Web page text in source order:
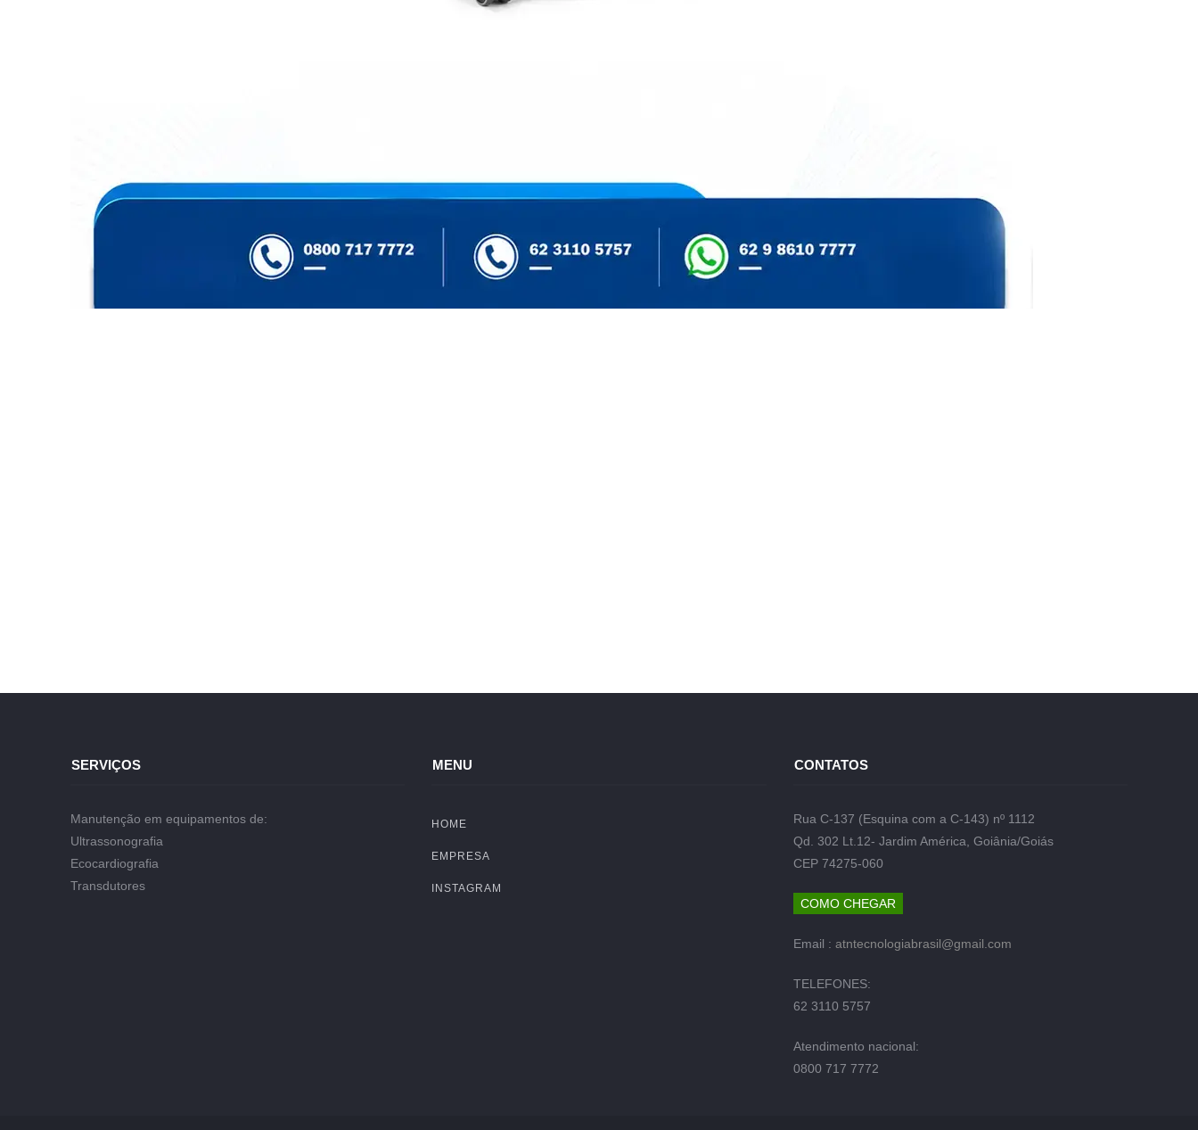
SERVIÇOS
Manutenção em equipamentos de:
Ultrassonografia
Ecocardiografia
Transdutores
MENU
HOME
EMPRESA
INSTAGRAM
CONTATOS
Rua C-137 (Esquina com a C-143) nº 1112
Qd. 302 Lt.12- Jardim América, Goiânia/Goiás
CEP 74275-060
COMO CHEGAR
Email : atntecnologiabrasil@gmail.com
TELEFONES:
62 3110 5757
Atendimento nacional:
0800 717 7772